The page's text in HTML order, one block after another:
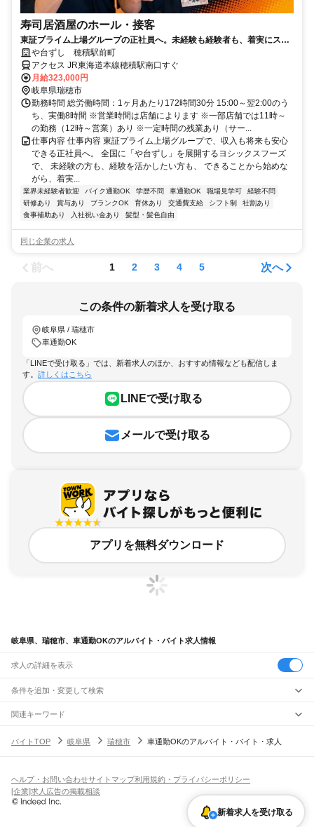
寿司居酒屋のホール・接客
東証プライム上場グループの正社員へ。未経験も経験者も、着実にステ
ップアップできます！
や台ずし 穂積駅前町
アクセス JR東海道本線穂積駅南口すぐ
月給323,000円
岐阜県瑞穂市
勤務時間 総労働時間：1ヶ月あたり172時間30分 15:00～翌2:00のう
ち、実働8時間 ※営業時間は店舗によります ※一部店舗では11時～
の勤務（12時～営業）あり ※一定時間の残業あり（サー...
仕事内容 仕事内容 東証プライム上場グループで、収入も将来も安心
できる正社員へ。 全国に「や台ずし」を展開するヨシックスフーズ
で、 未経験の方も、経験を活かしたい方も、 できることから始めな
がら、着実...
業界未経験者歓迎 バイク通勤OK 学歴不問 車通勤OK 職場見学可
経験不問
研修あり
賞与あり ブランクOK 育休あり 交通費支給 シフト制
社割あり
食事補助あり
入社祝い金あり 髪型・髪色自由
同じ企業の求人
前へ 1 2 3 4 5 次へ
この条件の新着求人を受け取る
岐阜県 / 瑞穂市
車通勤OK
「LINEで受け取る」では、新着求人のほか、おすすめ情報なども配信しま
す。 詳しくはこちら
LINEで受け取る
メールで受け取る
アプリを無料ダウンロード
岐阜県、瑞穂市、車通勤OKのアルバイト・バイト求人情報
求人の詳細を表示
条件を追加・変更して検索
市区町村を追加・変更
岐阜県すべて
海津市羽島郡養老郡 不破郡 安八郡揖斐郡 本巣郡 加茂郡可児郡大野郡
駅を追加・変更
古虎渓駅多治見駅 土岐市駅 瑞浪駅釜戸駅武並駅恵那駅 美乃坂本駅
落合川駅坂下駅
JR高山本線
坂祝駅 美濃太田駅古井駅中川辺駅
飲食・フードサービス
飲食・フードサービス
ホールスタッフ
皿洗い・洗い場精肉・鮮魚加工
バー（BAR）・バーテンダー
飲食店（店長・マネージャー）
特徴を追加・変更
人気
髪型・髪色自由ひげOKネイルOK
関連キーワード
岐阜県 岐阜市 車通勤OK カフェ
岐阜県 瑞穂市 運転手ドライバー
バイトTOP 岐阜県 瑞穂市 車通勤OKのアルバイト・バイト・求人
新着求人を受け取る
ヘルプ・お問い合わせサイトマップ利用規約・プライバシーポリシー
[企業]求人広告の掲載相談